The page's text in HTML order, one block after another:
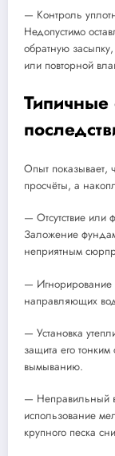
— Контроль
Недопустимо
обратную
или повторной
Опыт показывает,
просчёты, а
— Отсутствие или
Заложение
неприятным
— Игнорирование
направляющих
— Установка
защита его
вымыванию.
— Неправильный
использование
крупного песка